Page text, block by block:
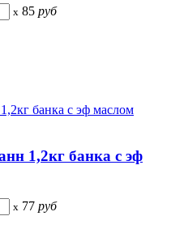
x 85 руб
1,2кг банка с эф
x 77 руб